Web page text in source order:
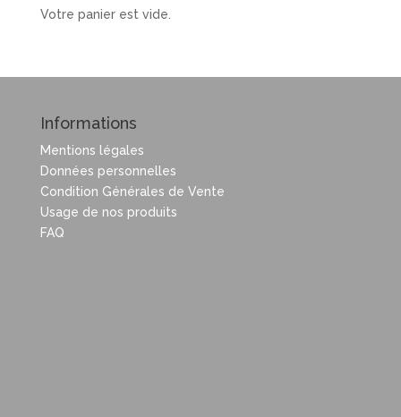
Votre panier est vide.
Informations
Mentions légales
Données personnelles
Condition Générales de Vente
Usage de nos produits
FAQ